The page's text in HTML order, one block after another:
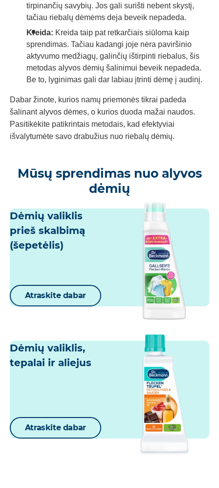
tirpinančių savybių. Jos gali surišti nebent skystį,
tačiau riebalų dėmėms deja beveik nepadeda.
Kreida: Kreida taip pat retkarčiais siūloma kaip
sprendimas. Tačiau kadangi joje nėra paviršinio
aktyvumo medžiagų, galinčių ištirpinti riebalus, šis
metodas alyvos dėmių šalinimui beveik nepadeda.
Be to, lyginimas gali dar labiau įtrinti dėmę į audinį.
Dabar žinote, kurios namų priemonės tikrai padeda
šalinant alyvos dėmes, o kurios duoda mažai naudos.
Pasitikėkite patikrintais metodais, kad efektyviai
išvalytumėte savo drabužius nuo riebalų dėmių.
Mūsų sprendimas nuo alyvos
dėmių
Dėmių valiklis
prieš skalbimą
(šepetėlis)
Atraskite dabar
Dėmių valiklis,
tepalai ir aliejus
Atraskite dabar